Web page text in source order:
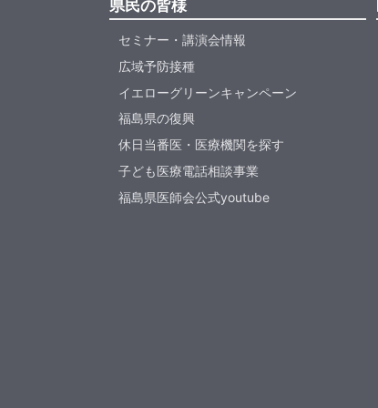
県民の皆様
セミナー・講演会情報
広域予防接種
イエローグリーンキャンペーン
福島県の復興
休日当番医・医療機関を探す
子ども医療電話相談事業
福島県医師会公式youtube